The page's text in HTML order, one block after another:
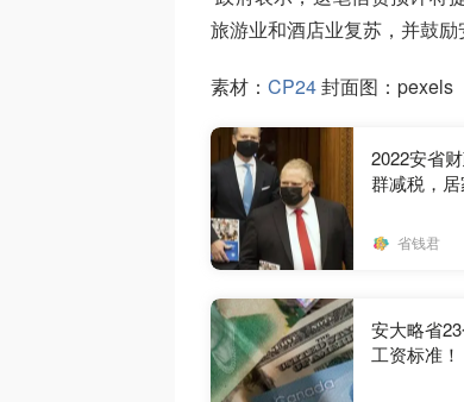
旅游业和酒店业复苏，并鼓励
素材： CP24封面图：pexels
2022安省
群减税，
省钱君
安大略省
工资标准！